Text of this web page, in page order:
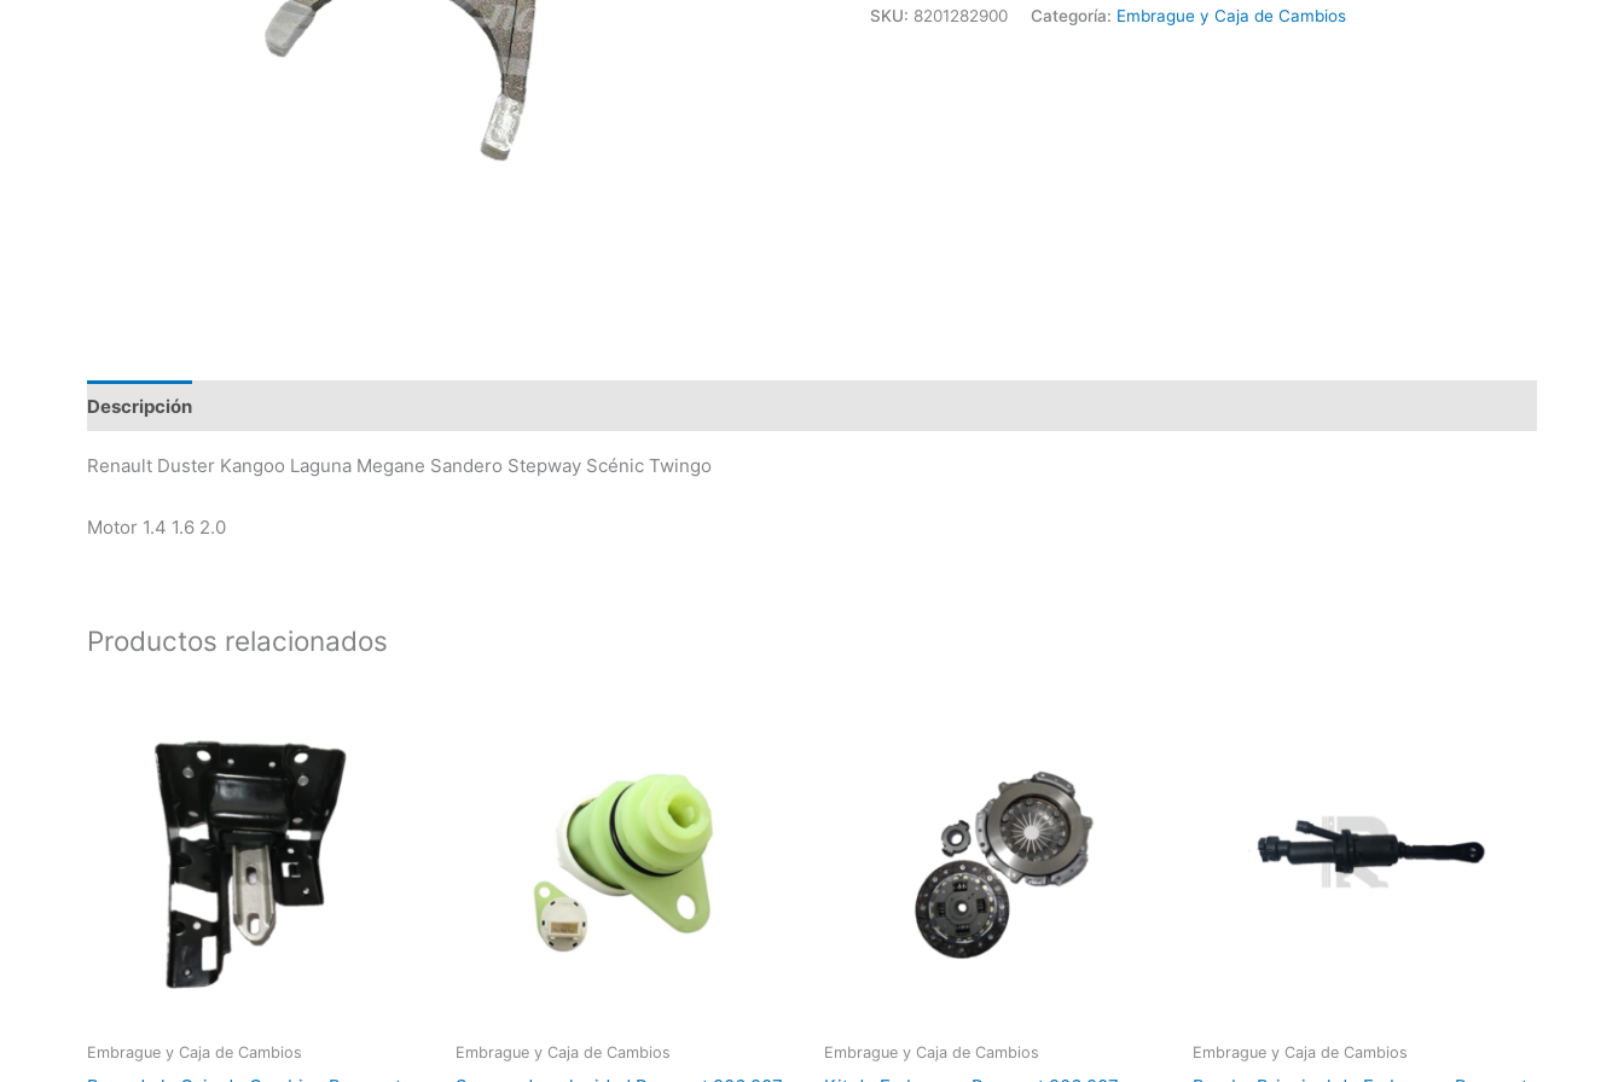
SKU: 8201282900 Categoría: Embrague y Caja de Cambios
Descripción
Renault Duster Kangoo Laguna Megane Sandero Stepway Scénic Twingo
Motor 1.4 1.6 2.0
Productos relacionados
Embrague y Caja de Cambios Embrague y Caja de Cambios Embrague y Caja de Cambios Embrague y Caja de Cambios